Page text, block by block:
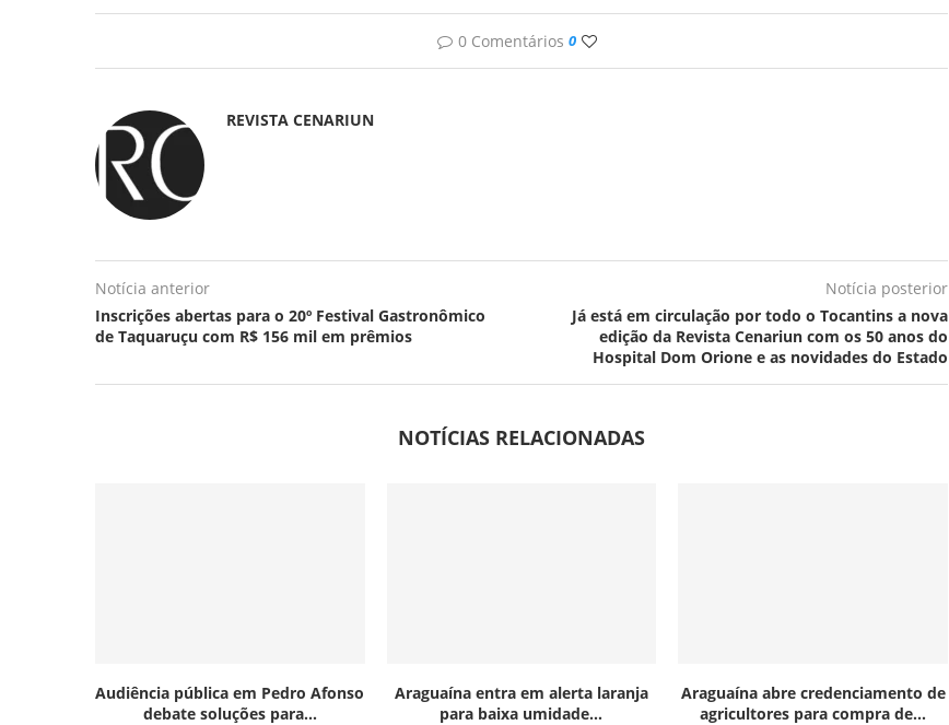
0 Comentários 0
REVISTA CENARIUN
Notícia anterior
Inscrições abertas para o 20º Festival Gastronômico
de Taquaruçu com R$ 156 mil em prêmios
Notícia posterior
Já está em circulação por todo o Tocantins a nova
edição da Revista Cenariun com os 50 anos do
Hospital Dom Orione e as novidades do Estado
NOTÍCIAS RELACIONADAS
Audiência pública em Pedro Afonso
debate soluções para...
Araguaína entra em alerta laranja
para baixa umidade...
Araguaína abre credenciamento de
agricultores para compra de...